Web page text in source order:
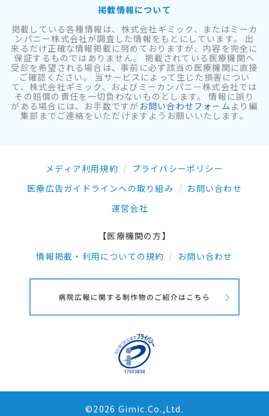
掲載情報について
掲載している各種情報は、株式会社ギミック、またはミーカ
ンパニー株式会社が調査した情報をもとにしています。 出
来るだけ正確な情報掲載に努めておりますが、内容を完全に
保証するものではありません。 掲載されている医療機関へ
受診を希望される場合は、事前に必ず該当の医療機関に直接
ご確認ください。 当サービスによって生じた損害につい
て、株式会社ギミック、およびミーカンパニー株式会社では
その賠償の責任を一切負わないものとします。 情報に誤り
がある場合には、お手数ですが お問い合わせフォーム より編
集部までご連絡をいただけますようお願いいたします。
メディア利用規約
プライバシーポリシー
医療広告ガイドラインへの取り組み
お問い合わせ
運営会社
【医療機関の方】
情報掲載・利用についての規約
お問い合わせ
©2026 Gimic.Co.,Ltd.